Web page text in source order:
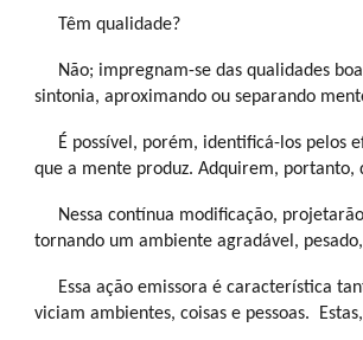
Têm qualidade?
Não; impregnam-se das qualidades
sintonia, aproximando ou separando
É possível, porém, identificá-los pelos
que a mente produz. Adquirem,
Nessa contínua modificação,
tornando um ambiente agradável,
Essa ação emissora é característica
viciam ambientes, coisas e pessoas.